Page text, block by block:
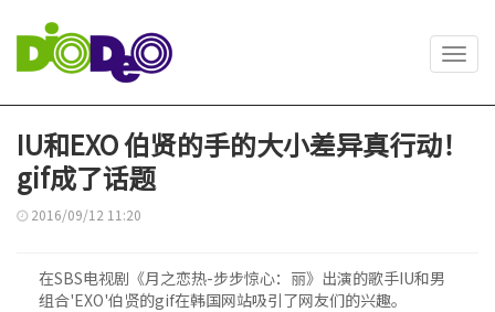
IU和EXO 伯贤的手的大小差异真行动！
gif成了话题
2016/09/12 11:20
在SBS电视剧《月之恋热-步步惊心：丽》出演的歌手IU和男
组合'EXO'伯贤的gif在韩国网站吸引了网友们的兴趣。